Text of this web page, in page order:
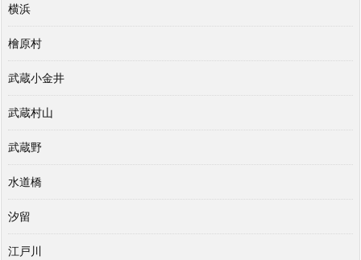
横浜
檜原村
武蔵小金井
武蔵村山
武蔵野
水道橋
汐留
江戸川